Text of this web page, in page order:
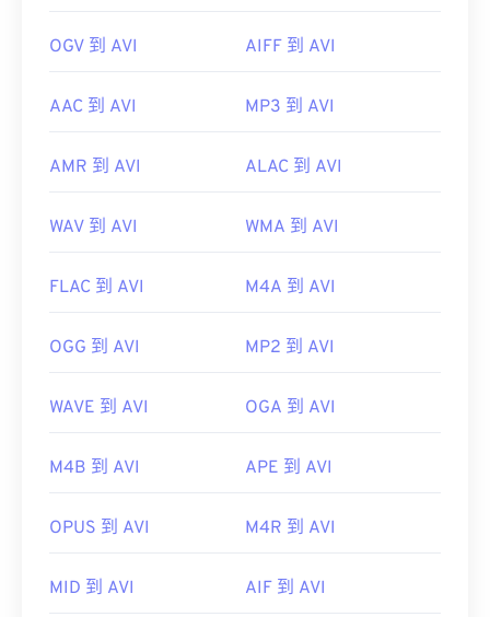
OGV 到 AVI AIFF 到 AVI
AAC 到 AVI MP3 到 AVI
AMR 到 AVI ALAC 到 AVI
WAV 到 AVI WMA 到 AVI
FLAC 到 AVI M4A 到 AVI
OGG 到 AVI MP2 到 AVI
WAVE 到 AVI OGA 到 AVI
M4B 到 AVI APE 到 AVI
OPUS 到 AVI M4R 到 AVI
MID 到 AVI AIF 到 AVI